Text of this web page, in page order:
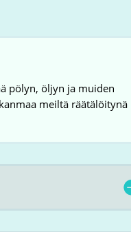
pölyn, öljyn ja muiden
meiltä räätälöitynä